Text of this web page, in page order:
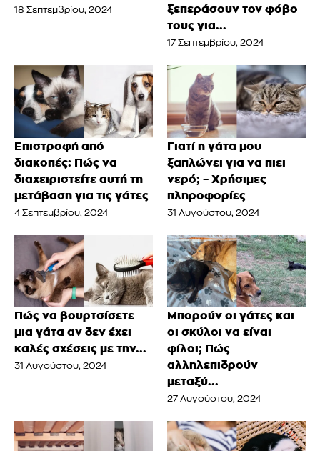
18 Σεπτεμβρίου, 2024
ξεπεράσουν τον φόβο
τους για...
17 Σεπτεμβρίου, 2024
Επιστροφή από
διακοπές: Πώς να
διαχειριστείτε αυτή τη
μετάβαση για τις γάτες
4 Σεπτεμβρίου, 2024
Γιατί η γάτα μου
ξαπλώνει για να πιει
νερό; – Χρήσιμες
πληροφορίες
31 Αυγούστου, 2024
Πώς να βουρτσίσετε
μια γάτα αν δεν έχει
καλές σχέσεις με την...
31 Αυγούστου, 2024
Μπορούν οι γάτες και
οι σκύλοι να είναι
φίλοι; Πώς
αλληλεπιδρούν
μεταξύ...
27 Αυγούστου, 2024